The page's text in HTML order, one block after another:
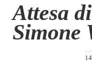
Chi siamo
Contatti
Attesa
Simone